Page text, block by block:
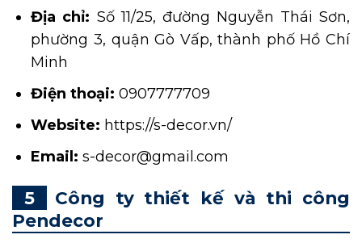
Địa chỉ: Số 11/25, đường Nguyễn Thái Sơn,
phường 3, quận Gò Vấp, thành phố Hồ Chí
Minh
Điện thoại: 0907777709
Website: https://s-decor.vn/
Email: s-decor@gmail.com
Công ty thiết kế và thi công
Pendecor